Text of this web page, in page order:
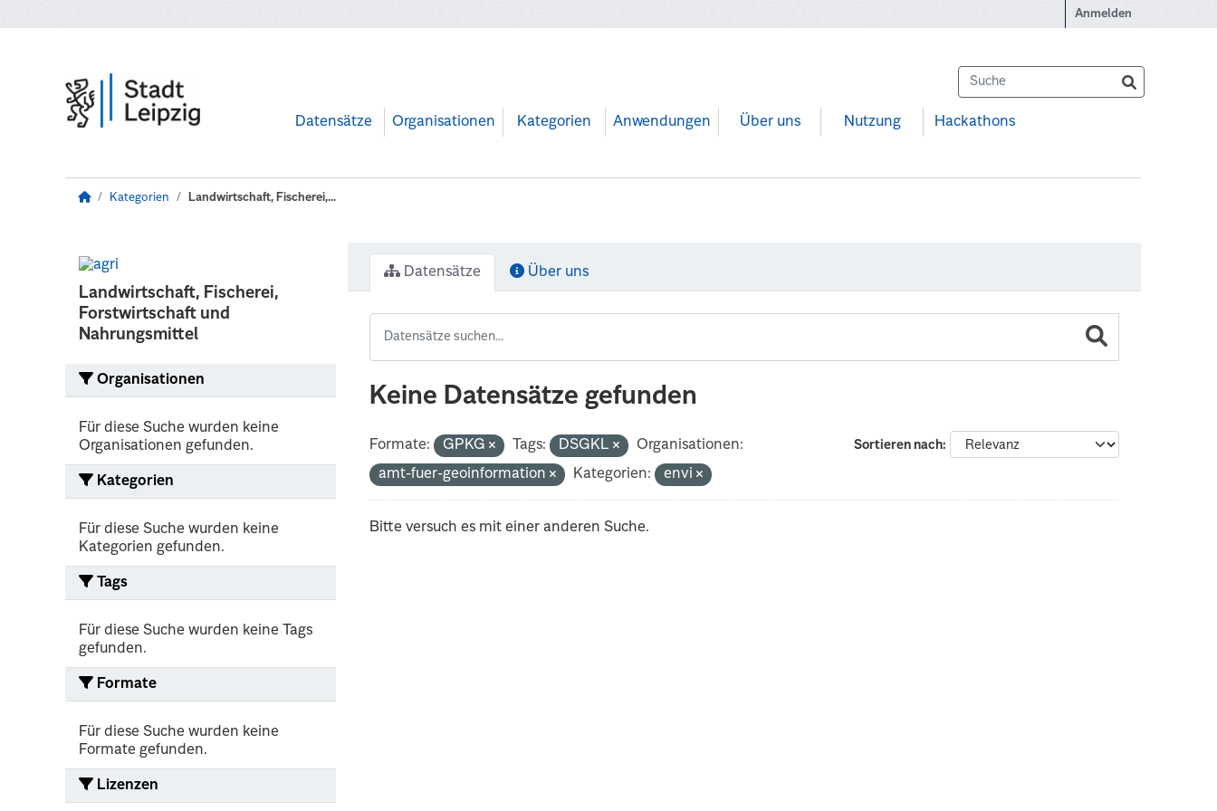
Anmelden
Datensätze Organisationen Kategorien Anwendungen Über uns Nutzung Hackathons
Kategorien Landwirtschaft, Fischerei,...
Landwirtschaft, Fischerei,
Forstwirtschaft und
Nahrungsmittel
Organisationen
Für diese Suche wurden keine
Organisationen gefunden.
Kategorien
Für diese Suche wurden keine
Kategorien gefunden.
Tags
Für diese Suche wurden keine Tags
gefunden.
Formate
Für diese Suche wurden keine
Formate gefunden.
Lizenzen
Datensätze Über uns
Keine Datensätze gefunden
Sortieren nach
Formate: GPKG Tags: DSGKL
Organisationen:
amt-fuer-geoinformation
Kategorien: envi
Bitte versuch es mit einer anderen Suche.